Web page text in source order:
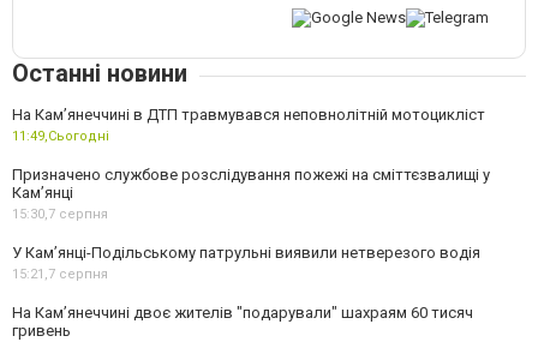
Останні новини
На Кам’янеччині в ДТП травмувався неповнолітній мотоцикліст
11:49,Сьогодні
Призначено службове розслідування пожежі на сміттєзвалищі у
Кам’янці
15:30,7 серпня
У Кам’янці-Подільському патрульні виявили нетверезого водія
15:21,7 серпня
На Камʼянеччині двоє жителів "подарували" шахраям 60 тисяч
гривень